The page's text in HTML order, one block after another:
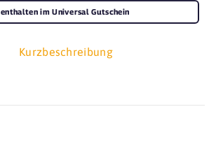
Kurzbeschreibung
enthalten im Universal Gutschein